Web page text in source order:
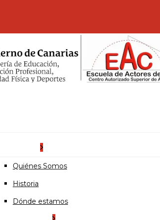
Quiénes Somos
Historia
Dónde estamos